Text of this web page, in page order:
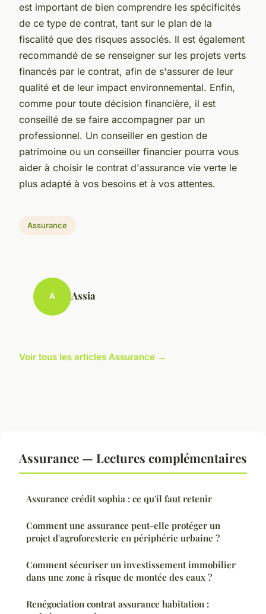
est important de bien comprendre les spécificités
de ce type de contrat, tant sur le plan de la
fiscalité que des risques associés. Il est également
recommandé de se renseigner sur les projets verts
financés par le contrat, afin de s'assurer de leur
qualité et de leur impact environnemental. Enfin,
comme pour toute décision financière, il est
conseillé de se faire accompagner par un
professionnel. Un conseiller en gestion de
patrimoine ou un conseiller financier pourra vous
aider à choisir le contrat d'assurance vie verte le
plus adapté à vos besoins et à vos attentes.
Assurance
A Assia
Voir tous les articles Assurance →
Assurance — Lectures complémentaires
Assurance crédit sophia : ce qu'il faut retenir
Comment une assurance peut-elle protéger un
projet d'agroforesterie en périphérie urbaine ?
Comment sécuriser un investissement immobilier
dans une zone à risque de montée des eaux ?
Renégociation contrat assurance habitation :